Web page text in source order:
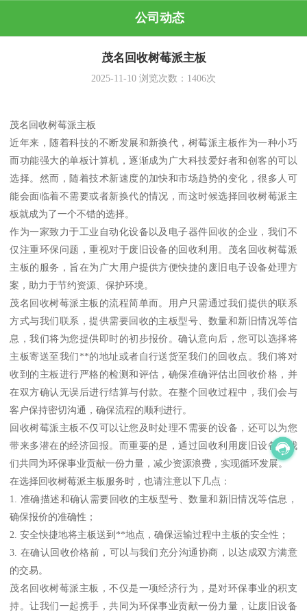
公司动态
茂名回收树莓派主板
2025-11-10 浏览次数： 1406次
茂名回收树莓派主板
近年来，随着科技的不断发展和新换代，树莓派主板作为一种小巧
而功能强大的单板计算机，逐渐成为广大科技爱好者和创客的可以
选择。然而，随着技术新速度的加快和市场趋势的变化，很多人可
能会面临着不需要或者新换代的情况，而这时候选择回收树莓派主
板就成为了一个不错的选择。
作为一家致力于工业自动化设备以及电子器件回收的企业，我们不
仅注重环保问题，重视对于废旧设备的回收利用。茂名回收树莓派
主板的服务，旨在为广大用户提供方便快捷的废旧电子设备处理方
案，助力于节约资源、保护环境。
茂名回收树莓派主板的流程简单而。用户只需通过我们提供的联系
方式与我们联系，提供需要回收的主板型号、数量和新旧情况等信
息，我们将为您提供即时的初步报价。确认意向后，您可以选择将
主板寄送至我们**的地址或者自行送货至我们的回收点。我们将对
收到的主板进行严格的检测和评估，确保准确评估出回收价格，并
在双方确认无误后进行结算与付款。在整个回收过程中，我们会与
客户保持密切沟通，确保流程的顺利进行。
回收树莓派主板不仅可以让您及时处理不需要的设备，还可以为您
带来多潜在的经济回报。而重要的是，通过回收利用废旧设备，我
们共同为环保事业贡献一份力量，减少资源浪费，实现循环发展。
在选择回收树莓派主板服务时，也请注意以下几点：
1. 准确描述和确认需要回收的主板型号、数量和新旧情况等信息，
确保报价的准确性；
2. 安全快捷地将主板送到**地点，确保运输过程中主板的安全性；
3. 在确认回收价格前，可以与我们充分沟通协商，以达成双方满意
的交易。
茂名回收树莓派主板，不仅是一项经济行为，是对环保事业的积支
持。让我们一起携手，共同为环保事业贡献一份力量，让废旧设备